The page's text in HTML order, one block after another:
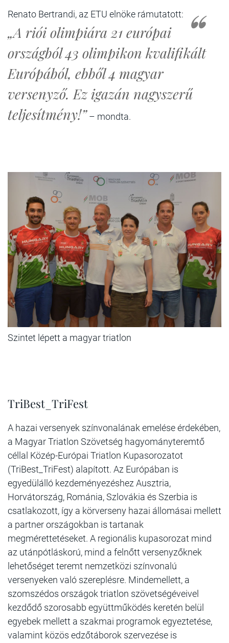
Renato Bertrandi, az ETU elnöke rámutatott:
„A riói olimpiára 21 európai
országból 43 olimpikon kvalifikált
Európából, ebből 4 magyar
versenyző. Ez igazán nagyszerű
teljesítmény!” – mondta.
Szintet lépett a magyar triatlon
TriBest_TriFest
A hazai versenyek színvonalának emelése érdekében,
a Magyar Triatlon Szövetség hagyományteremtő
céllal Közép-Európai Triatlon Kupasorozatot
(TriBest_TriFest) alapított. Az Európában is
egyedülálló kezdeményezéshez Ausztria,
Horvátország, Románia, Szlovákia és Szerbia is
csatlakozott, így a körverseny hazai állomásai mellett
a partner országokban is tartanak
megmérettetéseket. A regionális kupasorozat mind
az utánpótláskorú, mind a felnőtt versenyzőknek
lehetőséget teremt nemzetközi színvonalú
versenyeken való szereplésre. Mindemellett, a
szomszédos országok triatlon szövetségéveivel
kezdődő szorosabb együttműködés keretén belül
egyebek mellett a szakmai programok egyeztetése,
valamint közös edzőtáborok szervezése is